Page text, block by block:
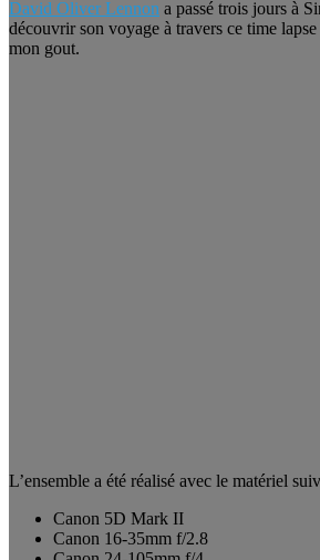
David Oliver Lennon a passé trois jours à
découvrir son voyage à travers ce time
mon gout.
L’ensemble a été réalisé avec le matériel
Canon 5D Mark II
Canon 16-35mm f/2.8